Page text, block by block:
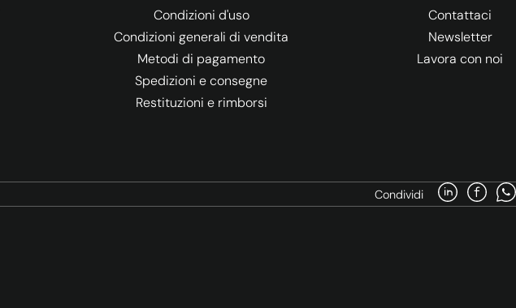
Condizioni d'uso
Condizioni generali di vendita
Metodi di pagamento
Spedizioni e consegne
Restituzioni e rimborsi
Contattaci
Newsletter
Lavora con noi
Condividi